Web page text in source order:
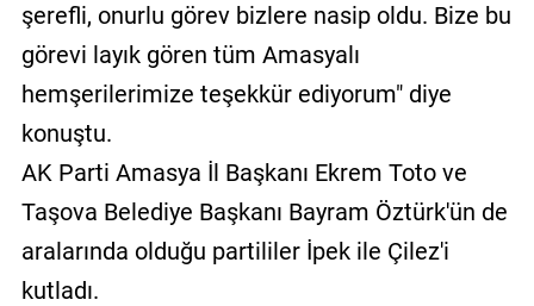
şerefli, onurlu görev bizlere nasip oldu. Bize bu
görevi layık gören tüm Amasyalı
hemşerilerimize teşekkür ediyorum" diye
konuştu.
AK Parti Amasya İl Başkanı Ekrem Toto ve
Taşova Belediye Başkanı Bayram Öztürk'ün de
aralarında olduğu partililer İpek ile Çilez'i
kutladı.